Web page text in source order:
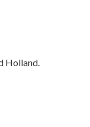
Holland.